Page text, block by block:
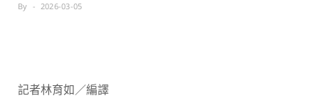
By 2026-03-05
記者林育如／編譯